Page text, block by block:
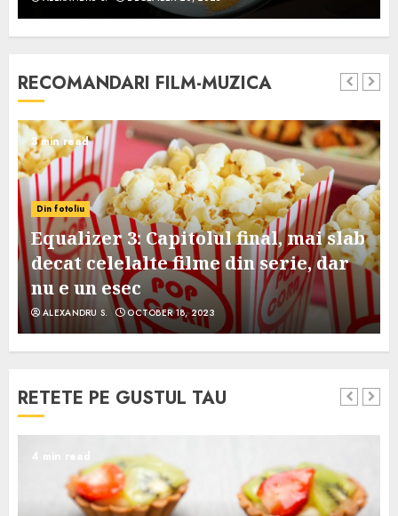
RECOMANDARI FILM-MUZICA
3 min read
Din fotoliu
Equalizer 3: Capitolul final, mai slab
decat celelalte filme din serie, dar
nu e un esec
ALEXANDRU S. OCTOBER 18, 2023
RETETE PE GUSTUL TAU
4 min read